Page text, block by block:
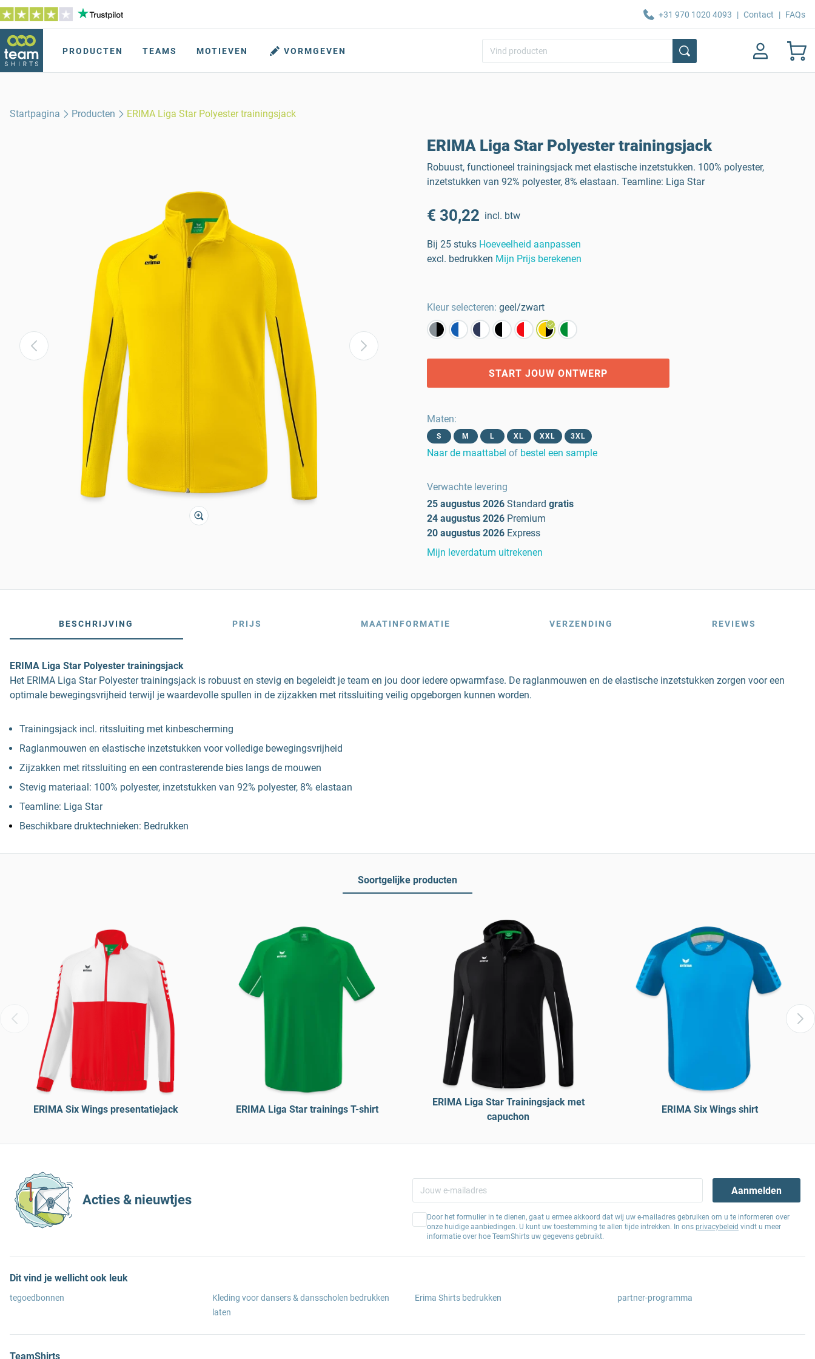
+31 970 1020 4093 | Contact | FAQs
PRODUCTEN TEAMS MOTIEVEN VORMGEVEN
Startpagina Producten ERIMA Liga Star Polyester trainingsjack
ERIMA Liga Star Polyester trainingsjack
Robuust, functioneel trainingsjack met elastische inzetstukken. 100% polyester,
inzetstukken van 92% polyester, 8% elastaan. Teamline: Liga Star
€ 30,22 incl. btw
Bij 25 stuks Hoeveelheid aanpassen
excl. bedrukken Mijn Prijs berekenen
Kleur selecteren: geel/zwart
START JOUW ONTWERP
Maten:
S M L XL XXL 3XL
Naar de maattabel of bestel een sample
Verwachte levering
25 augustus 2026 Standard gratis
24 augustus 2026 Premium
20 augustus 2026 Express
Mijn leverdatum uitrekenen
BESCHRIJVING PRIJS MAATINFORMATIE VERZENDING REVIEWS
ERIMA Liga Star Polyester trainingsjack
Het ERIMA Liga Star Polyester trainingsjack is robuust en stevig en begeleidt je team en jou door iedere opwarmfase. De raglanmouwen en de elastische inzetstukken zorgen voor een
optimale bewegingsvrijheid terwijl je waardevolle spullen in de zijzakken met ritssluiting veilig opgeborgen kunnen worden.
Trainingsjack incl. ritssluiting met kinbescherming
Raglanmouwen en elastische inzetstukken voor volledige bewegingsvrijheid
Zijzakken met ritssluiting en een contrasterende bies langs de mouwen
Stevig materiaal: 100% polyester, inzetstukken van 92% polyester, 8% elastaan
Teamline: Liga Star
Beschikbare druktechnieken: Bedrukken
Soortgelijke producten
ERIMA Six Wings presentatiejack ERIMA Liga Star trainings T-shirt
ERIMA Liga Star Trainingsjack met
capuchon
ERIMA Six Wings shirt
Acties & nieuwtjes
Aanmelden
Door het formulier in te dienen, gaat u ermee akkoord dat wij uw e-mailadres gebruiken om u te informeren over
onze huidige aanbiedingen. U kunt uw toestemming te allen tijde intrekken. In ons privacybeleid vindt u meer
informatie over hoe TeamShirts uw gegevens gebruikt.
Dit vind je wellicht ook leuk
tegoedbonnen
Kleding voor dansers & dansscholen bedrukken
laten
Erima Shirts bedrukken partner-programma
TeamShirts